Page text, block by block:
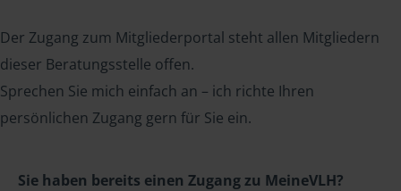
Der Zugang zum Mitgliederportal steht allen Mitgliedern
dieser Beratungsstelle offen.
Sprechen Sie mich einfach an – ich richte Ihren
persönlichen Zugang gern für Sie ein.
Sie haben bereits einen Zugang zu MeineVLH?